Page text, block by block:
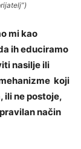
mi kao
ih educiramo
nasilje ili
koji
ili ne postoje,
način